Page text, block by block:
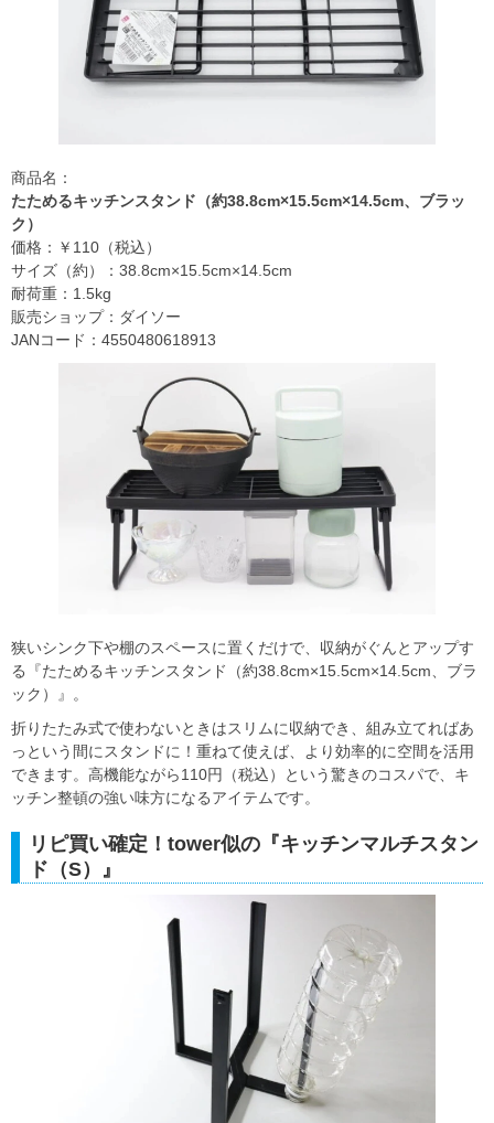
商品名：
たためるキッチンスタンド（約38.8cm×15.5cm×14.5cm、ブラッ
ク）
価格：￥110（税込）
サイズ（約）：38.8cm×15.5cm×14.5cm
耐荷重：1.5kg
販売ショップ：ダイソー
JANコード：4550480618913
狭いシンク下や棚のスペースに置くだけで、収納がぐんとアップす
る『たためるキッチンスタンド（約38.8cm×15.5cm×14.5cm、ブラ
ック）』。
折りたたみ式で使わないときはスリムに収納でき、組み立てればあ
っという間にスタンドに！重ねて使えば、より効率的に空間を活用
できます。高機能ながら110円（税込）という驚きのコスパで、キ
ッチン整頓の強い味方になるアイテムです。
リピ買い確定！tower似の『キッチンマルチスタン
ド（S）』